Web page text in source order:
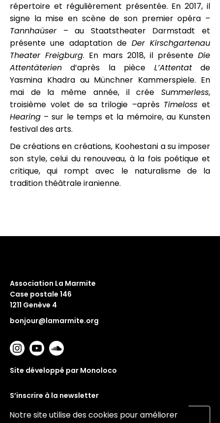
Notre site utilise des cookies pour améliorer
répertoire et régulièrement présentée. En 2017, il
signe la mise en scène de son premier opéra –
Tannhaüser– au Staatstheater Darmstadt et
présente une adaptation de Der Kirschgartenau
Theater Freigburg. En mars 2018, il présente Die
Attentäterien d’après la pièce L’Attentatde
Yasmina Khadra au Münchner Kammerspiele. En
mai de la même année, il crée Summerless,
troisième volet de sa trilogie –après Timeloss et
Hearing – sur le temps et la mémoire, au Kunsten
festival des arts.
De créations en créations, Koohestani a su imposer
son style, celui du renouveau, à la fois poétique et
critique, qui rompt avec le naturalisme de la
tradition théâtrale iranienne.
Association La Marmite
Case postale 146
1211 Genève 4
bonjour@lamarmite.org
Site développé par Monoloco
S’inscrire à la newsletter